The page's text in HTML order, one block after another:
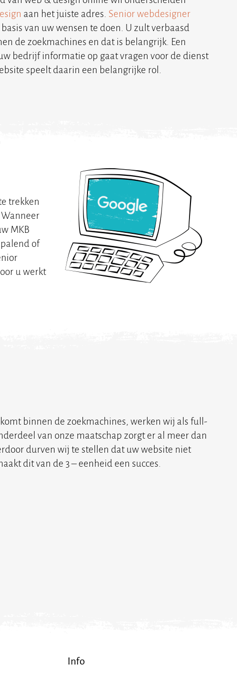
aan het juiste adres. Senior webdesigner
van uw wensen te doen. U zult verbaasd
de zoekmachines en dat is belangrijk. Een
bedrijf informatie op gaat vragen voor de dienst
speelt daarin een belangrijke rol.
trekken
MKB
of
u werkt
binnen de zoekmachines, werken wij als full-
van onze maatschap zorgt er al meer dan
durven wij te stellen dat uw website niet
dit van de 3 – eenheid een succes.
Info